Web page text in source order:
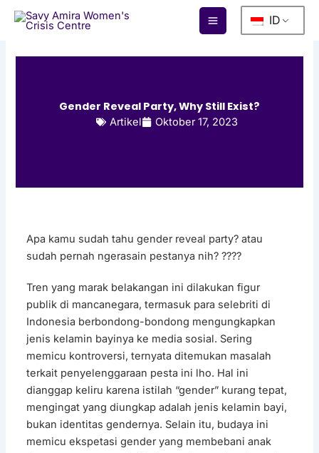
Lewati
ID
Gender Reveal Party, Why Still Exist?
Artikel Oktober 17, 2023
Apa kamu sudah tahu gender reveal party? atau
sudah pernah ngerasain pestanya nih? ????
Tren yang marak belakangan ini dilakukan figur
publik di mancanegara, termasuk para selebriti di
Indonesia berbondong-bondong mengungkapkan
jenis kelamin bayinya ke media sosial. Sering
memicu kontroversi, ternyata ditemukan masalah
terkait penyelenggaraan pesta ini lho. Hal ini
dianggap keliru karena istilah “gender” kurang tepat,
mengingat yang diungkap adalah jenis kelamin bayi,
bukan identitas gendernya. Selain itu, budaya ini
memicu ekspetasi gender yang membebani anak